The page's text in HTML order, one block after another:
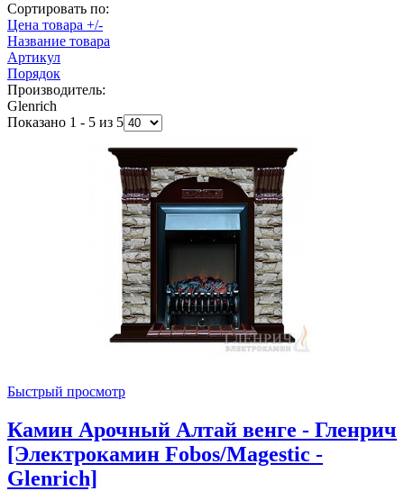
Сортировать по:
Цена товара +/-
Название товара
Артикул
Порядок
Производитель:
Glenrich
Показано 1 - 5 из 5
Быстрый просмотр
Камин Арочный Алтай венге - Гленрич
[Электрокамин Fobos/Magestic -
Glenrich]